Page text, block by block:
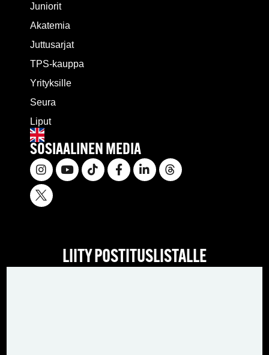
Juniorit
Akatemia
Juttusarjat
TPS-kauppa
Yrityksille
Seura
Liput
SOSIAALINEN MEDIA
LIITY POSTITUSLISTALLE